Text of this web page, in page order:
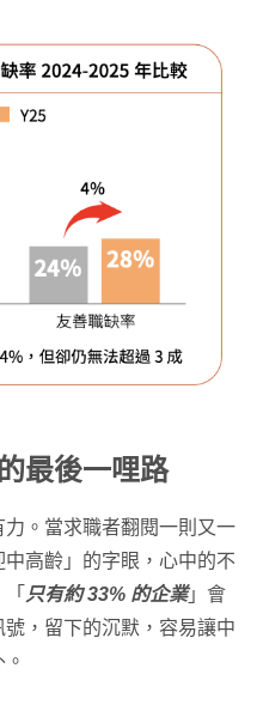
最後一哩路
。當求職者翻閱一則又一
高齡」的字眼，心中的不
只有約 33% 的企業」會
，留下的沉默，容易讓中